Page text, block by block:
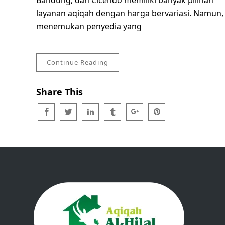
layanan aqiqah dengan harga bervariasi. Namun,
menemukan penyedia yang
Continue Reading
Share This